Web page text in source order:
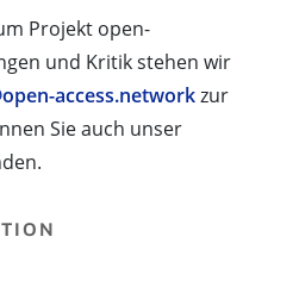
Projekt open-
und Kritik stehen wir
access.networkzur
Sie auch unser